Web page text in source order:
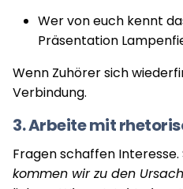
Wer von euch kennt
Präsentation
Wenn Zuhörer sich
Verbindung.
3. Arbeite mit
Fragen schaffen
kommen wir zu den